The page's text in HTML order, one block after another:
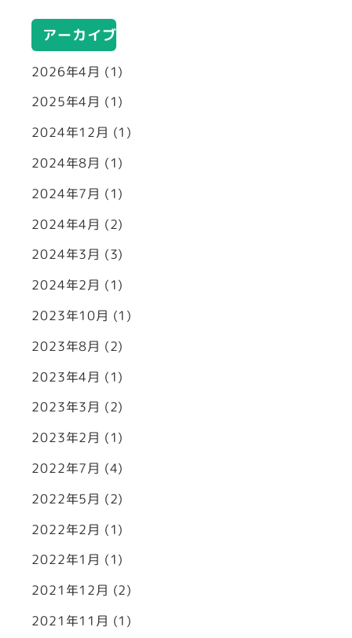
アーカイブ
2026年4月 (1)
2025年4月 (1)
2024年12月 (1)
2024年8月 (1)
2024年7月 (1)
2024年4月 (2)
2024年3月 (3)
2024年2月 (1)
2023年10月 (1)
2023年8月 (2)
2023年4月 (1)
2023年3月 (2)
2023年2月 (1)
2022年7月 (4)
2022年5月 (2)
2022年2月 (1)
2022年1月 (1)
2021年12月 (2)
2021年11月 (1)